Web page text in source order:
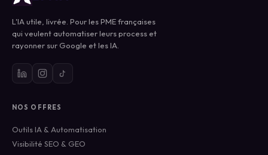
L'IA utile, livrée. Pour les PME françaises
qui veulent automatiser leurs process et
rayonner sur Google et les IA.
NOS OFFRES
Outils IA & Automatisation
Visibilité SEO & GEO